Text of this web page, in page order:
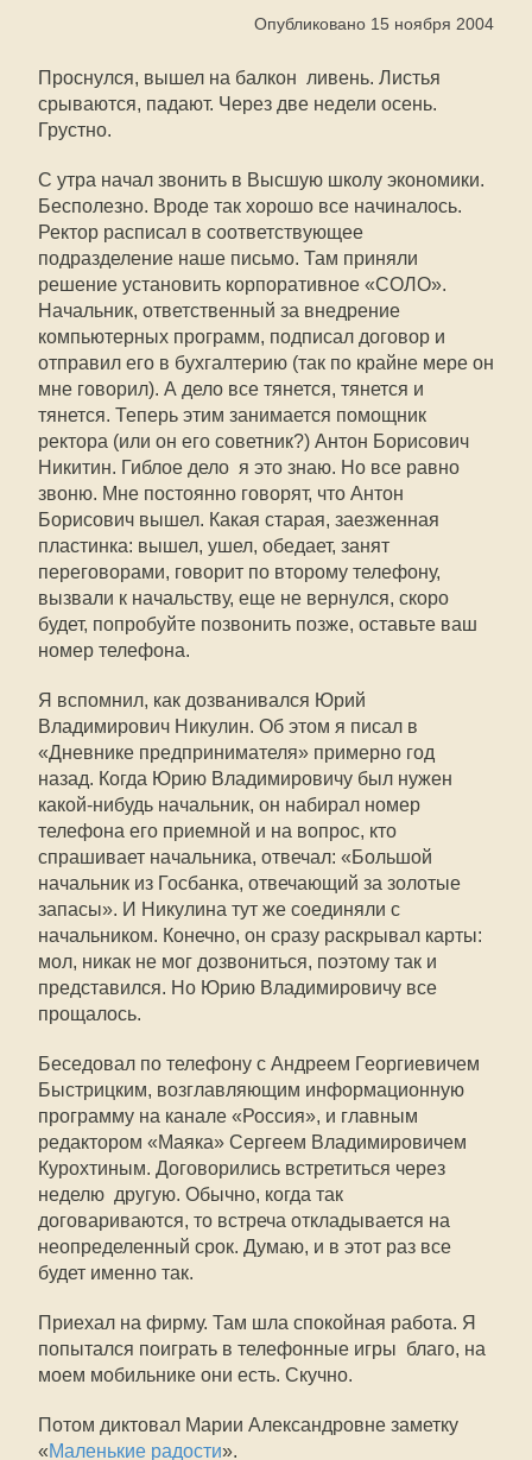
Опубликовано 15 ноября 2004
Проснулся, вышел на балкон  ливень. Листья
срываются, падают. Через две недели осень.
Грустно.
С утра начал звонить в Высшую школу экономики.
Бесполезно. Вроде так хорошо все начиналось.
Ректор расписал в соответствующее
подразделение наше письмо. Там приняли
решение установить корпоративное «СОЛО».
Начальник, ответственный за внедрение
компьютерных программ, подписал договор и
отправил его в бухгалтерию (так по крайне мере он
мне говорил). А дело все тянется, тянется и
тянется. Теперь этим занимается помощник
ректора (или он его советник?) Антон Борисович
Никитин. Гиблое дело  я это знаю. Но все равно
звоню. Мне постоянно говорят, что Антон
Борисович вышел. Какая старая, заезженная
пластинка: вышел, ушел, обедает, занят
переговорами, говорит по второму телефону,
вызвали к начальству, еще не вернулся, скоро
будет, попробуйте позвонить позже, оставьте ваш
номер телефона.
Я вспомнил, как дозванивался Юрий
Владимирович Никулин. Об этом я писал в
«Дневнике предпринимателя» примерно год
назад. Когда Юрию Владимировичу был нужен
какой-нибудь начальник, он набирал номер
телефона его приемной и на вопрос, кто
спрашивает начальника, отвечал: «Большой
начальник из Госбанка, отвечающий за золотые
запасы». И Никулина тут же соединяли с
начальником. Конечно, он сразу раскрывал карты:
мол, никак не мог дозвониться, поэтому так и
представился. Но Юрию Владимировичу все
прощалось.
Беседовал по телефону с Андреем Георгиевичем
Быстрицким, возглавляющим информационную
программу на канале «Россия», и главным
редактором «Маяка» Сергеем Владимировичем
Курохтиным. Договорились встретиться через
неделю  другую. Обычно, когда так
договариваются, то встреча откладывается на
неопределенный срок. Думаю, и в этот раз все
будет именно так.
Приехал на фирму. Там шла спокойная работа. Я
попытался поиграть в телефонные игры  благо, на
моем мобильнике они есть. Скучно.
Потом диктовал Марии Александровне заметку
«Маленькие радости».